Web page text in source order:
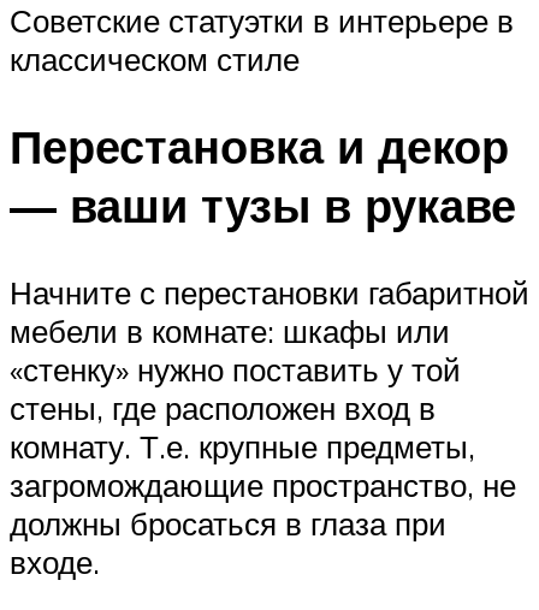
Советские статуэтки в интерьере в
классическом стиле
Перестановка и декор
— ваши тузы в рукаве
Начните с перестановки габаритной
мебели в комнате: шкафы или
«стенку» нужно поставить у той
стены, где расположен вход в
комнату. Т.е. крупные предметы,
загромождающие пространство, не
должны бросаться в глаза при
входе.